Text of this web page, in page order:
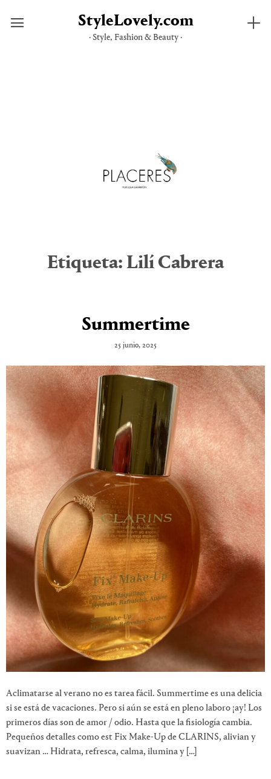
StyleLovely.com
· Style, Fashion & Beauty ·
Etiqueta: Lilí Cabrera
Summertime
25 junio, 2025
Aclimatarse al verano no es tarea fácil. Summertime es una delicia
si se está de vacaciones. Pero si aún se está en pleno laboro ¡ay! Los
primeros días son de amor / odio. Hasta que la fisiología cambia.
Pequeños detalles como est Fix Make-Up de CLARINS, alivian y
suavizan … Hidrata, refresca, calma, ilumina y […]